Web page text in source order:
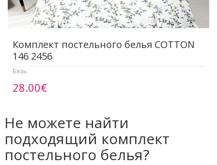
Комплект постельного белья COTTON
146 2456
Бязь
28.00€
Не можете найти
подходящий комплект
постельного белья?